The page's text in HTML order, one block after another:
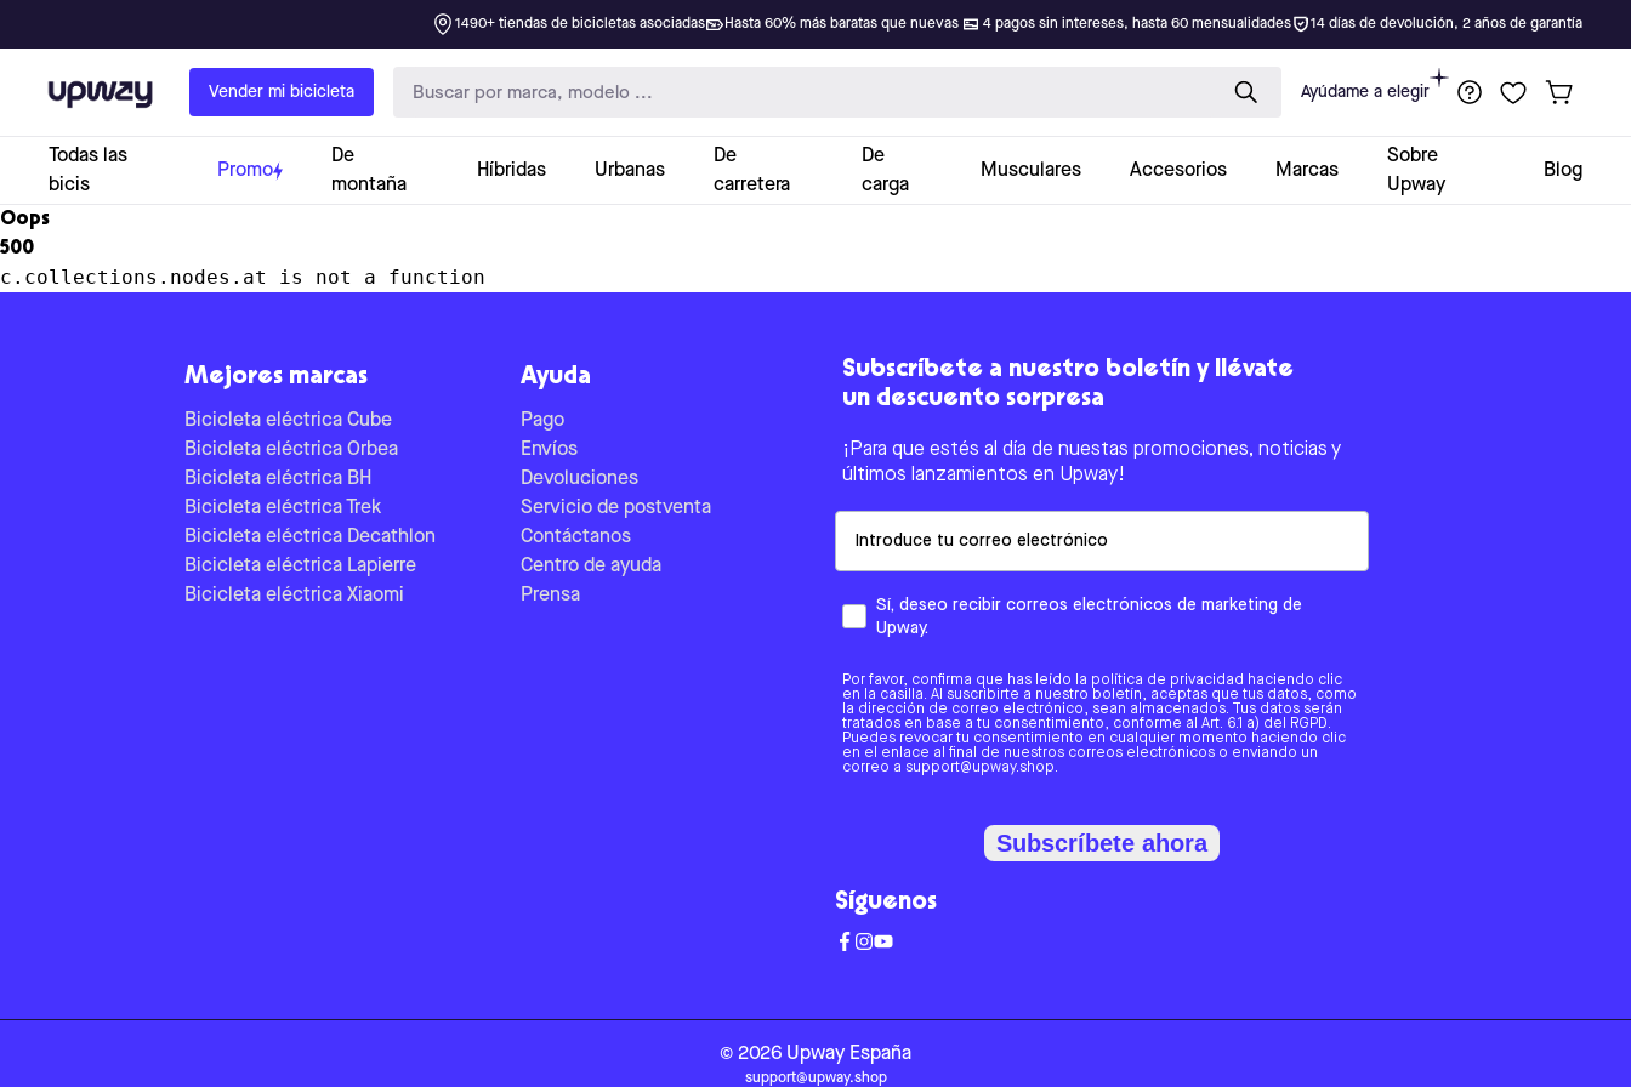
1490+ tiendas de bicicletas asociadas Hasta 60% más baratas que nuevas 4 pagos sin intereses, hasta 60 mensualidades 14 días de devolución, 2 años de garantía
Upway Vender mi bicicleta Ayúdame a elegir
Todas las
bicis
Promo
De
montaña
Híbridas Urbanas
De
carretera
De
carga
Musculares Accesorios Marcas
Sobre
Upway
Blog
Oops
500
c.collections.nodes.at is not a function
Mejores marcas
Bicicleta eléctrica Cube
Bicicleta eléctrica Orbea
Bicicleta eléctrica BH
Bicicleta eléctrica Trek
Bicicleta eléctrica Decathlon
Bicicleta eléctrica Lapierre
Bicicleta eléctrica Xiaomi
Ayuda
Pago
Envíos
Devoluciones
Servicio de postventa
Contáctanos
Centro de ayuda
Prensa
Subscríbete a nuestro boletín y llévate
un descuento sorpresa
¡Para que estés al día de nuestas promociones, noticias y
últimos lanzamientos en Upway!
Sí, deseo recibir correos electrónicos de marketing de
Upway.
Por favor, confirma que has leído la política de privacidad haciendo clic
en la casilla. Al suscribirte a nuestro boletín, aceptas que tus datos, como
la dirección de correo electrónico, sean almacenados. Tus datos serán
tratados en base a tu consentimiento, conforme al Art. 6.1 a) del RGPD.
Puedes revocar tu consentimiento en cualquier momento haciendo clic
en el enlace al final de nuestros correos electrónicos o enviando un
correo a support@upway.shop.
Subscríbete ahora
Síguenos
© 2026 Upway España
support@upway.shop